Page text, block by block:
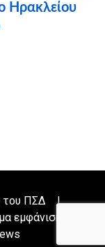
Ηρακλείου
ΠΣΔ
|
εμφάνισης